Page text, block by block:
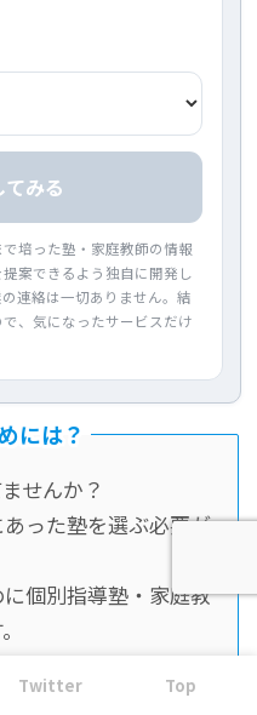
みる
培った塾・家庭教師の情報
案できるよう独自に開発し
連絡は一切ありません。結
、気になったサービスだけ
には？
せんか？
った塾を選ぶ必要が
個別指導塾・家庭教
Twitter Top